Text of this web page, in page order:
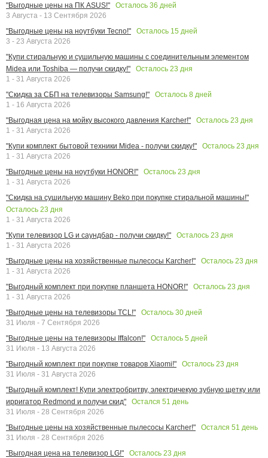
"Выгодные цены на ПК ASUS!"
Осталось 36 дней
3 Августа - 13 Сентября 2026
"Выгодные цены на ноутбуки Tecno!"
Осталось 15 дней
3 - 23 Августа 2026
"Купи стиральную и сушильную машины с соединительным элементом
Midea или Toshiba — получи скидку!"
Осталось 23 дня
1 - 31 Августа 2026
"Скидка за СБП на телевизоры Samsung!"
Осталось 8 дней
1 - 16 Августа 2026
"Выгодная цена на мойку высокого давления Karcher!"
Осталось 23 дня
1 - 31 Августа 2026
"Купи комплект бытовой техники Midea - получи скидку!"
Осталось 23 дня
1 - 31 Августа 2026
"Выгодные цены на ноутбуки HONOR!"
Осталось 23 дня
1 - 31 Августа 2026
"Скидка на сушильную машину Beko при покупке стиральной машины!"
Осталось 23 дня
1 - 31 Августа 2026
"Купи телевизор LG и саундбар - получи скидку!"
Осталось 23 дня
1 - 31 Августа 2026
"Выгодные цены на хозяйственные пылесосы Karcher!"
Осталось 23 дня
1 - 31 Августа 2026
"Выгодный комплект при покупке планшета HONOR!"
Осталось 23 дня
1 - 31 Августа 2026
"Выгодные цены на телевизоры TCL!"
Осталось 30 дней
31 Июля - 7 Сентября 2026
"Выгодные цены на телевизоры Iffalcon!"
Осталось 5 дней
31 Июля - 13 Августа 2026
"Выгодный комплект при покупке товаров Xiaomi!"
Осталось 23 дня
31 Июля - 31 Августа 2026
"Выгодный комплект! Купи электробритву, электричекую зубную щетку или
ирригатор Redmond и получи скид"
Остался 51 день
31 Июля - 28 Сентября 2026
"Выгодные цены на хозяйственные пылесосы Karcher!"
Остался 51 день
31 Июля - 28 Сентября 2026
"Выгодная цена на телевизор LG!"
Осталось 23 дня